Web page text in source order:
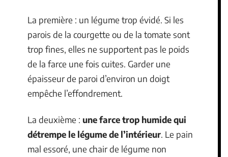
La première : un légume trop évidé. Si les
parois de la courgette ou de la tomate sont
trop fines, elles ne supportent pas le poids
de la farce une fois cuites. Garder une
épaisseur de paroi d’environ un doigt
empêche l’effondrement.
La deuxième : une farce trop humide qui
détrempe le légume de l’intérieur. Le pain
mal essoré, une chair de légume non